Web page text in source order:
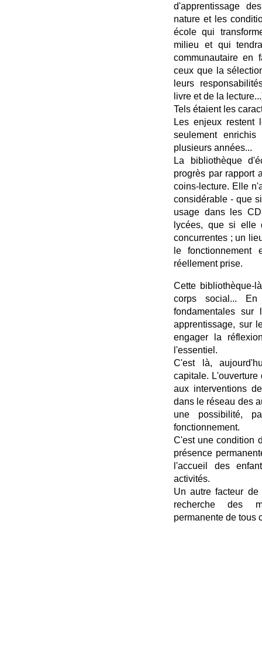
d'apprentissage
nature et les
école qui
milieu et qui
communautaire en
ceux que la
leurs
livre et de la
Tels étaient les
Les enjeux restent
seulement
plusieurs années...
La bibliothèque
progrès par rapport
coins-lecture. Elle
considérable - que
usage dans les
lycées, que si elle
concurrentes ; un
le fonctionnement
réellement prise.
Cette bibliothèque-
corps social... En
fondamentales
apprentissage, sur
engager la
l'essentiel.
C'est là,
capitale.
aux interventions
dans le réseau des
une possibilité,
fonctionnement.
C'est une condition
présence
l'accueil des
activités.
Un autre facteur
recherche des
permanente de tous